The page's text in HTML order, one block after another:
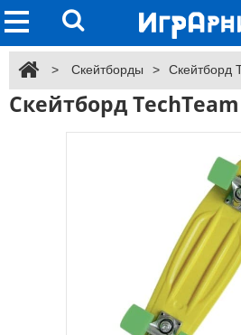
> Скейтборды > Скейтборд
Скейтборд